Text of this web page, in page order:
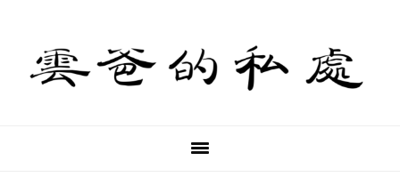
primary
navigation
content
primary
sidebar